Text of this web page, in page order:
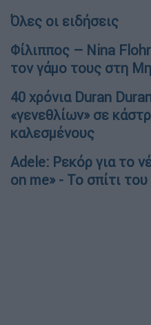
Όλες οι ειδήσεις
Φίλιππος – Nina
τον γάμο τους στη
40 χρόνια Duran
«γενεθλίων» σε
καλεσμένους
Adele: Ρεκόρ για το
on me» - Το σπίτι